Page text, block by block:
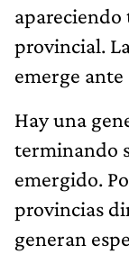
provincial.
emerge
Hay una
terminando
emergido.
provincias
generan